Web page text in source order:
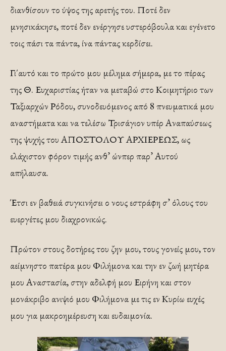
διανθίσουν το ύψος της αρετής του. Ποτέ δεν
μνησικάκησε, ποτέ δεν ενέργησε υστερόβουλα και εγένετο
τοις πάσι τα πάντα, ίνα πάντας κερδίσει.
Γι΄αυτό και το πρώτο μου μέλημα σήμερα, με το πέρας
της Θ. Ευχαριστίας ήταν να μεταβώ στο Κοιμητήριο των
Ταξιαρχών Ρόδου, συνοδευόμενος από 8 πνευματικά μου
αναστήματα και να τελέσω Τρισάγιον υπέρ Αναπαύσεως
της ψυχής του ΑΠΟΣΤΟΛΟΥ ΑΡΧΙΕΡΕΩΣ, ως
ελάχιστον φόρον τιμής ανθ’ ώνπερ παρ’ Αυτού
απήλαυσα.
Έτσι εν βαθειά συγκινήσει ο νους εστράφη σ’ όλους του
ευεργέτες μου διαχρονικώς.
Πρώτον στους δοτήρες του ζην μου, τους γονείς μου, τον
αείμνηστο πατέρα μου Φιλήμονα και την εν ζωή μητέρα
μου Αναστασία, στην αδελφή μου Ειρήνη και στον
μονάκριβο ανιψιό μου Φιλήμονα με τις εν Κυρίω ευχές
μου για μακροημέρευση και ευδαιμονία.